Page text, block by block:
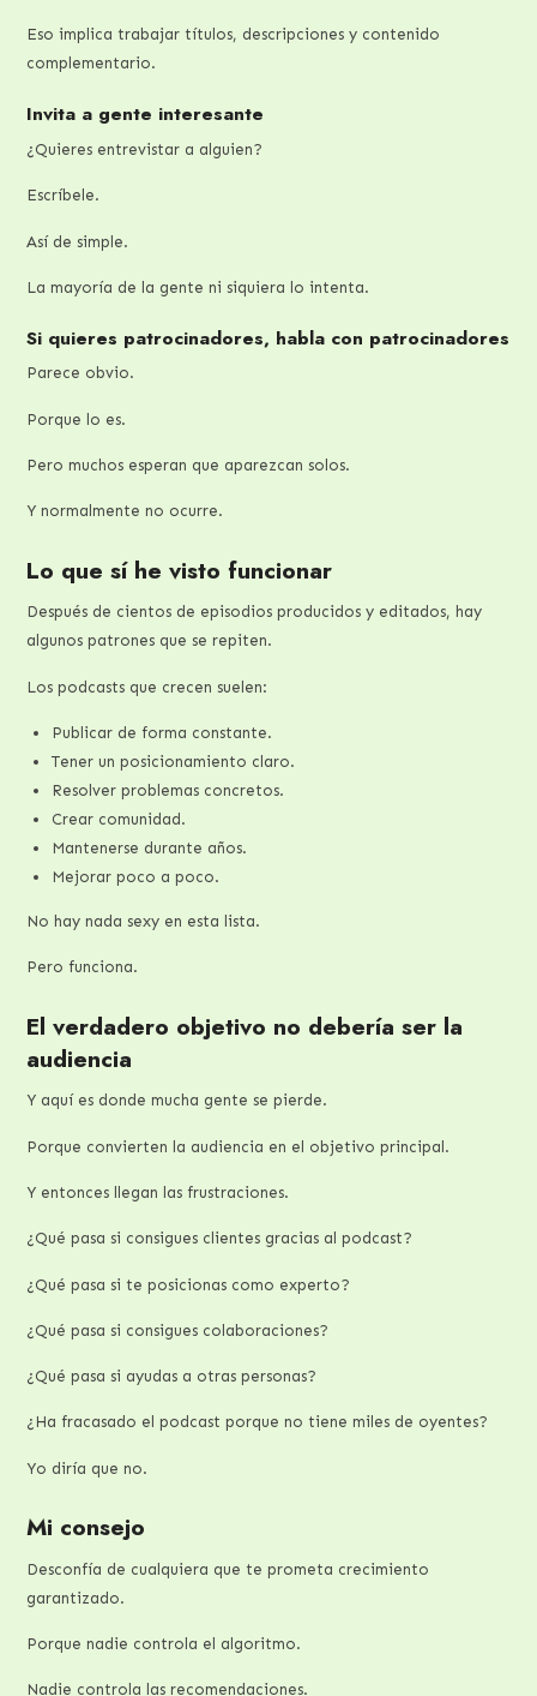
Eso implica trabajar títulos, descripciones y contenido
complementario.
Invita a gente interesante
¿Quieres entrevistar a alguien?
Escríbele.
Así de simple.
La mayoría de la gente ni siquiera lo intenta.
Si quieres patrocinadores, habla con patrocinadores
Parece obvio.
Porque lo es.
Pero muchos esperan que aparezcan solos.
Y normalmente no ocurre.
Lo que sí he visto funcionar
Después de cientos de episodios producidos y editados, hay
algunos patrones que se repiten.
Los podcasts que crecen suelen:
Publicar de forma constante.
Tener un posicionamiento claro.
Resolver problemas concretos.
Crear comunidad.
Mantenerse durante años.
Mejorar poco a poco.
No hay nada sexy en esta lista.
Pero funciona.
El verdadero objetivo no debería ser la
audiencia
Y aquí es donde mucha gente se pierde.
Porque convierten la audiencia en el objetivo principal.
Y entonces llegan las frustraciones.
¿Qué pasa si consigues clientes gracias al podcast?
¿Qué pasa si te posicionas como experto?
¿Qué pasa si consigues colaboraciones?
¿Qué pasa si ayudas a otras personas?
¿Ha fracasado el podcast porque no tiene miles de oyentes?
Yo diría que no.
Mi consejo
Desconfía de cualquiera que te prometa crecimiento
garantizado.
Porque nadie controla el algoritmo.
Nadie controla las recomendaciones.